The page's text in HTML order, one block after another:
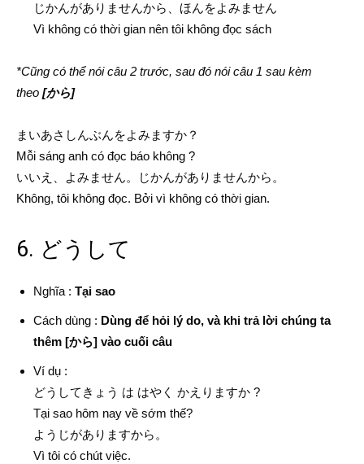
じかんがありませんから、ほんをよみません
Vì không có thời gian nên tôi không đọc sách
*Cũng có thể nói câu 2 trước, sau đó nói câu 1 sau kèm
theo [から]
まいあさしんぶんをよみますか？
Mỗi sáng anh có đọc báo không ?
いいえ、よみません。じかんがありませんから。
Không, tôi không đọc. Bởi vì không có thời gian.
6. どうして
Nghĩa : Tại sao
Cách dùng : Dùng để hỏi lý do, và khi trả lời chúng ta
thêm [から] vào cuối câu
Ví dụ :
どうしてきょう は はやく かえりますか ?
Tại sao hôm nay về sớm thế?
ようじがありますから。
Vì tôi có chút việc.